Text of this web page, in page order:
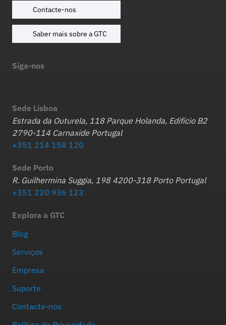
Contacte-nos
Saber mais sobre a GTC
Siga-nos
Sede Lisboa
Estrada da Outurela, 118 Parque Holanda, Edifício B2
2790-114 Carnaxide Portugal
+351 214 158 120
Sede Porto
R. Guilhermina Suggia, 198 4200-318 Porto Portugal
+351 220 936 123
Explora a GTC
Blog
Serviços
Empresa
Suporte
Contacte-nos